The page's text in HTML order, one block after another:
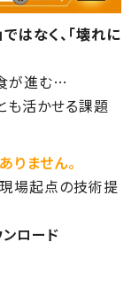
はなく、「壊れに
が進む…
も活かせる課題
りません。
場起点の技術提
ロード